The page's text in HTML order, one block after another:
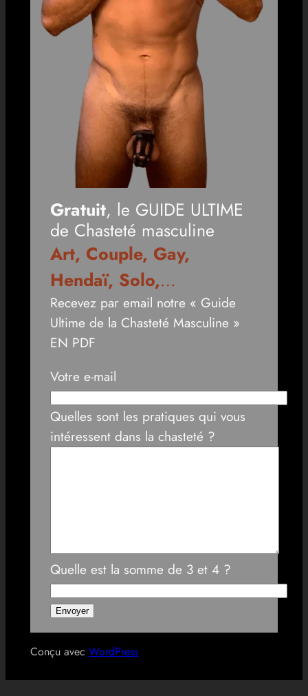
Gratuit, le GUIDE ULTIME
de Chasteté masculine
Art, Couple, Gay,
Hendaï, Solo,…
Recevez par email notre « Guide
Ultime de la Chasteté Masculine »
EN PDF
Votre e-mail
Quelles sont les pratiques qui vous
intéressent dans la chasteté ?
Quelle est la somme de 3 et 4 ?
Conçu avec WordPress